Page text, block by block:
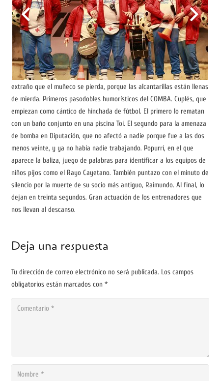
extraño que el muñeco se pierda, porque las alcantarillas están llenas
de mierda. Primeros pasodobles humorísticos del COMBA. Cuplés, que
empiezan como cántico de hinchada de fútbol. El primero lo rematan
con un baño conjunto en una piscina Toi. El segundo para la amenaza
de bomba en Diputación, que no afectó a nadie porque fue a las dos
menos veinte, y ya no había nadie trabajando. Popurrí, en el que
aparece la baliza, juego de palabras para identificar a los equipos de
niños pijos como el Rayo Cayetano. También puntazo con el minuto de
silencio por la muerte de su socio más antiguo, Raimundo. Al final, lo
dejan en treinta segundos. Gran actuación de los entrenadores que
nos llevan al descanso.
Deja una respuesta
Tu dirección de correo electrónico no será publicada. Los campos
obligatorios están marcados con *